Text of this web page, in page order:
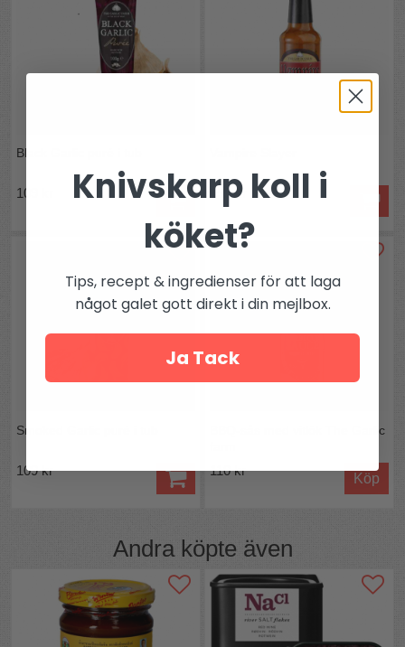
Black Garlic puré i tub
109 kr 155 kr
Smoked Garlic puré i tub
109 kr
BBQ-sås med vitlök The Garlic
110 kr
Köp
Andra köpte även
Knivskarp koll i
köket?
Tips, recept & ingredienser för att laga
något galet gott direkt i din mejlbox.
Ja Tack